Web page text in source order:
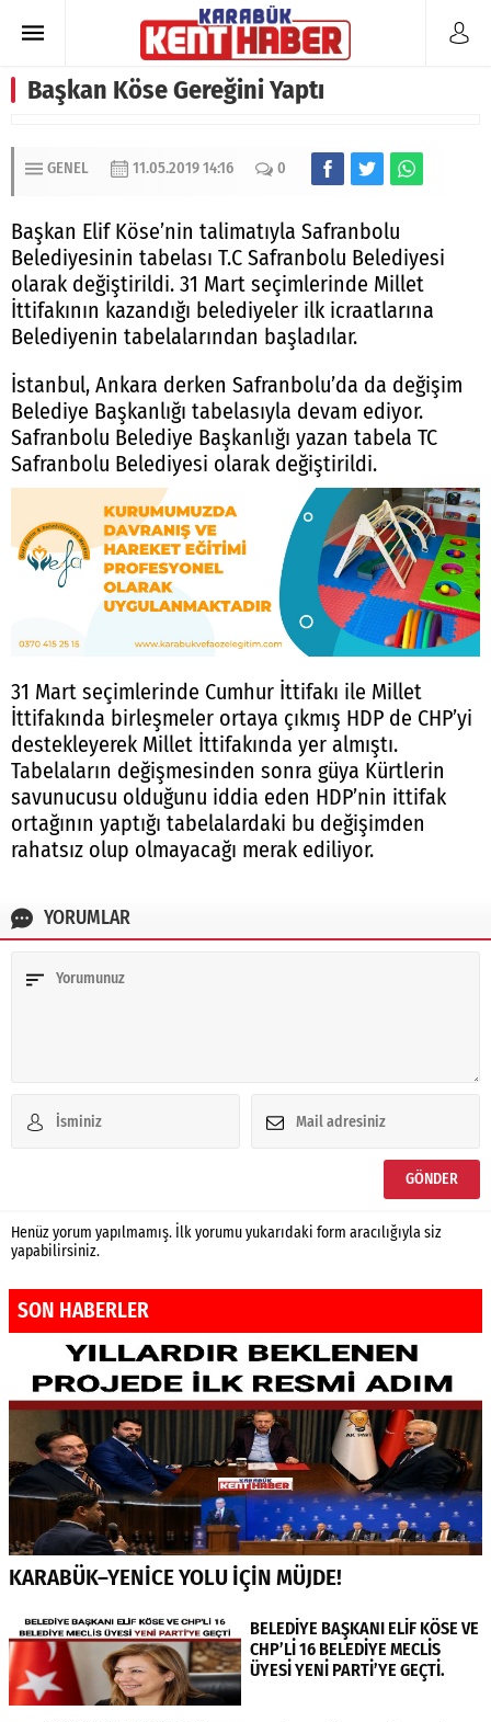
Başkan Köse Gereğini Yaptı
GENEL 11.05.2019 14:16 0
Başkan Elif Köse’nin talimatıyla Safranbolu
Belediyesinin tabelası T.C Safranbolu Belediyesi
olarak değiştirildi. 31 Mart seçimlerinde Millet
İttifakının kazandığı belediyeler ilk icraatlarına
Belediyenin tabelalarından başladılar.
İstanbul, Ankara derken Safranbolu’da da değişim
Belediye Başkanlığı tabelasıyla devam ediyor.
Safranbolu Belediye Başkanlığı yazan tabela TC
Safranbolu Belediyesi olarak değiştirildi.
31 Mart seçimlerinde Cumhur İttifakı ile Millet
İttifakında birleşmeler ortaya çıkmış HDP de CHP’yi
destekleyerek Millet İttifakında yer almıştı.
Tabelaların değişmesinden sonra güya Kürtlerin
savunucusu olduğunu iddia eden HDP’nin ittifak
ortağının yaptığı tabelalardaki bu değişimden
rahatsız olup olmayacağı merak ediliyor.
YORUMLAR
Henüz yorum yapılmamış. İlk yorumu yukarıdaki form aracılığıyla siz
yapabilirsiniz.
SON HABERLER
KARABÜK–YENİCE YOLU İÇİN MÜJDE!
BELEDİYE BAŞKANI ELİF KÖSE VE
CHP’Lİ 16 BELEDİYE MECLİS
ÜYESİ YENİ PARTİ’YE GEÇTİ.